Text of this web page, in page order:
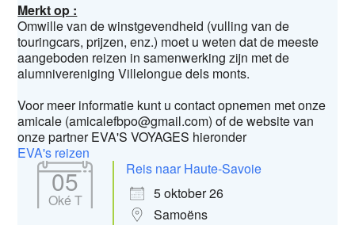
Merkt op :
Omwille van de winstgevendheid (vulling van de
touringcars, prijzen, enz.) moet u weten dat de meeste
aangeboden reizen in samenwerking zijn met de
alumnivereniging Villelongue dels monts.
Voor meer informatie kunt u contact opnemen met onze
amicale (amicalefbpo@gmail.com) of de website van
onze partner EVA'S VOYAGES hieronder
EVA's reizen
05
Oké T
Reis naar Haute-Savoie
5 oktober 26
Samoëns